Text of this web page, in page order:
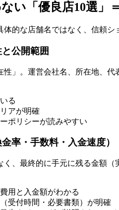
い「優良店10選」
体的な店舗名ではなく、信頼
公開範囲
性」。運営会社名、所在地、
る
アが明確
ポリシーが読みやすい
率・手数料・入金速度）
く、最終的に手元に残る金額
用と入金額がわかる
受付時間・必要書類）が明確